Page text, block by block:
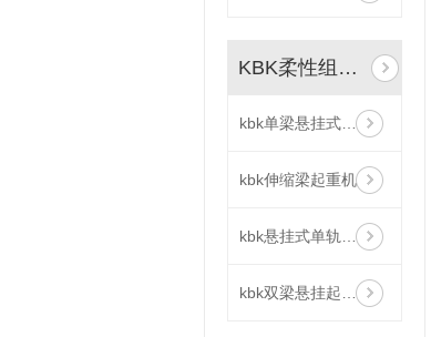
KBK柔性组合式起重机
kbk单梁悬挂式起重机
kbk伸缩梁起重机
kbk悬挂式单轨吊及弯轨道岔
kbk双梁悬挂起重机